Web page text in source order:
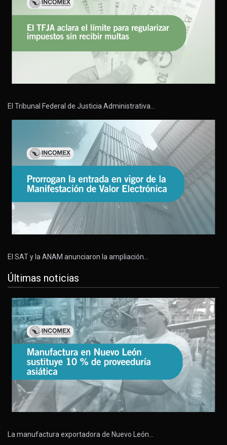
El Tribunal Federal de Justicia Administrativa…
El SAT y la ANAM anunciaron la ampliación…
Últimas noticias
La manufactura exportadora de Nuevo León…